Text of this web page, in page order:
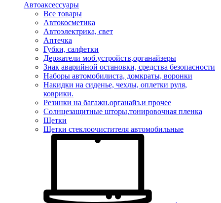
Автоаксессуары
Все товары
Автокосметика
Автоэлектрика, свет
Аптечка
Губки, салфетки
Держатели моб.устройств,органайзеры
Знак аварийной остановки, средства безопасности
Наборы автомобилиста, домкраты, воронки
Накидки на сиденье, чехлы, оплетки руля,
коврики.
Резинки на багажн.органайз.и прочее
Солнцезащитные шторы,тонировочная пленка
Щетки
Щетки стеклоочистителя автомобильные